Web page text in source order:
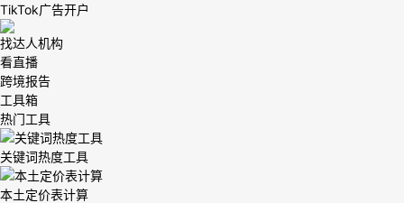
TikTok广告开户
找达人机构
看直播
跨境报告
工具箱
热门工具
关键词热度工具
本土定价表计算